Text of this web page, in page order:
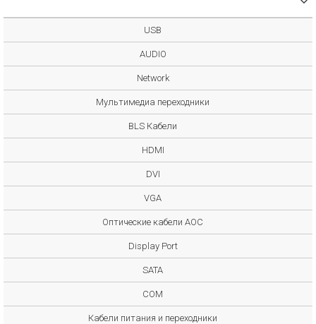
USB
AUDIO
Network
Мультимедиа переходники
BLS Кабели
HDMI
DVI
VGA
Оптические кабели AOC
Display Port
SATA
COM
Кабели питания и переходники